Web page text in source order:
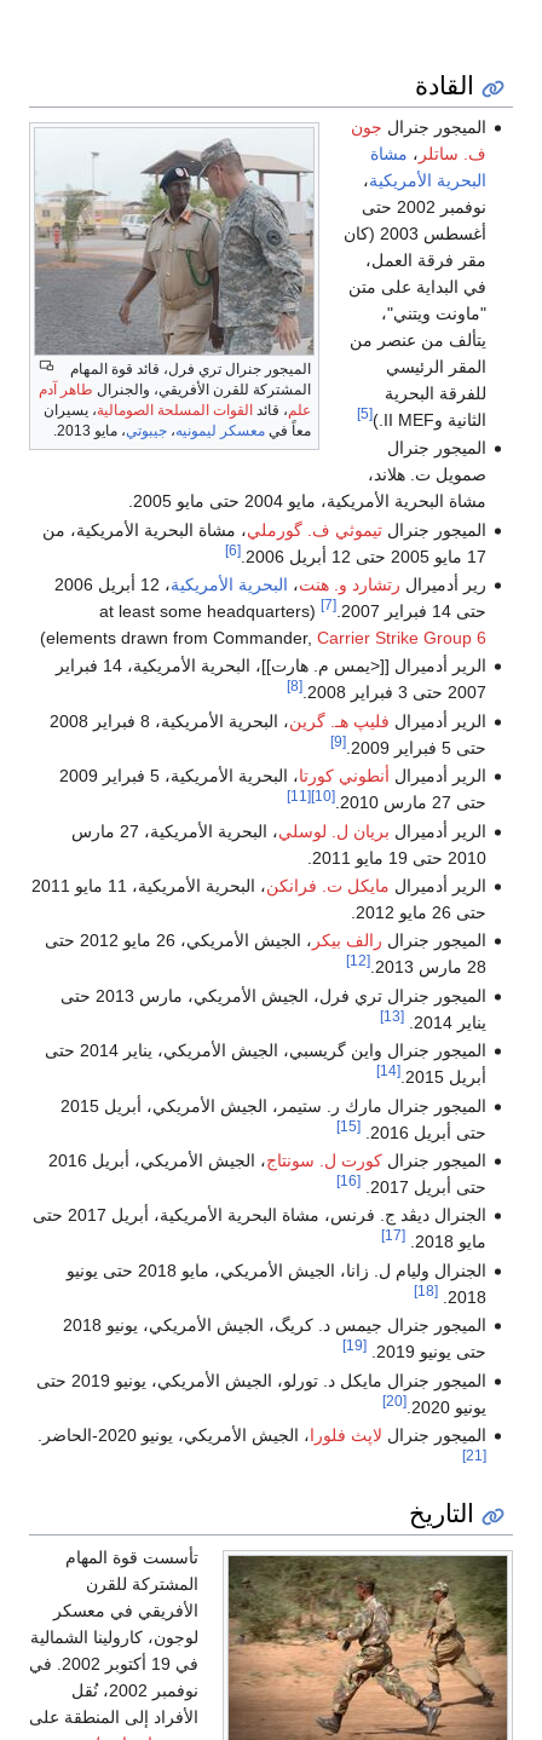
القادة
الميجور جنرال تري فرل، قائد قوة المهام
المشتركة للقرن الأفريقي، والجنرال طاهر آدم
علم، قائد القوات المسلحة الصومالية، يسيران
معاً في معسكر ليمونيه، جيبوتي، مايو 2013.
الميجور جنرال جون
ف. ساتلر ، مشاة
البحرية الأمريكية،
نوفمبر 2002 حتى
أغسطس 2003 (كان
مقر فرقة العمل،
في البداية على متن
"ماونت ويتني"،
يتألف من عنصر من
المقر الرئيسي
للفرقة البحرية
الثانية وII MEF.)
[5]
الميجور جنرال
صمويل ت. هلاند،
مشاة البحرية الأمريكية، مايو 2004 حتى مايو 2005.
الميجور جنرالتيموثي ف. گورملي، مشاة البحرية الأمريكية، من
17 مايو 2005 حتى 12 أبريل 2006.
[6]
رير أدميرال رتشارد و. هنت، البحرية الأمريكية
، 12 أبريل 2006
حتى 14 فبراير 2007.
[7]
(at least some headquarters
elements drawn from Commander, Carrier Strike Group 6
)
الرير أدميرال [[<يمس م. هارت]]، البحرية الأمريكية، 14 فبراير
2007 حتى 3 فبراير 2008.
[8]
الرير أدميرال فليپ هـ. گرين
، البحرية الأمريكية، 8 فبراير 2008
حتى 5 فبراير 2009.
[9]
الرير أدميرال أنطوني كورتا
، البحرية الأمريكية، 5 فبراير 2009
حتى 27 مارس 2010.
[10]
[11]
الرير أدميرال بريان ل. لوسلي
، البحرية الأمريكية، 27 مارس
2010 حتى 19 مايو 2011.
الرير أدميرال مايكل ت. فرانكن
، البحرية الأمريكية، 11 مايو 2011
حتى 26 مايو 2012.
الميجور جنرال رالف بيكر
، الجيش الأمريكي، 26 مايو 2012 حتى
28 مارس 2013.
[12]
الميجور جنرال تري فرل، الجيش الأمريكي، مارس 2013 حتى
يناير 2014.
[13]
الميجور جنرال واين گريسبي، الجيش الأمريكي، يناير 2014 حتى
أبريل 2015.
[14]
الميجور جنرال مارك ر. ستيمر، الجيش الأمريكي، أبريل 2015
حتى أبريل 2016.
[15]
الميجور جنرالكورت ل. سونتاج
، الجيش الأمريكي، أبريل 2016
حتى أبريل 2017.
[16]
الجنرال ديڤد ج. فرنس، مشاة البحرية الأمريكية، أبريل 2017 حتى
مايو 2018.
[17]
الجنرال وليام ل. زانا، الجيش الأمريكي، مايو 2018 حتى يونيو
2018.
[18]
الميجور جنرال جيمس د. كريگ، الجيش الأمريكي، يونيو 2018
حتى يونيو 2019.
[19]
الميجور جنرال مايكل د. تورلو، الجيش الأمريكي، يونيو 2019 حتى
يونيو 2020.
[20]
الميجور جنرال لاپث فلورا، الجيش الأمريكي، يونيو 2020-الحاضر.
[21]
التاريخ
تأسست قوة المهام
المشتركة للقرن
الأفريقي في معسكر
لوجون، كارولينا الشمالية
في 19 أكتوبر 2002. في
نوفمبر 2002، نُقل
الأفراد إلى المنطقة على